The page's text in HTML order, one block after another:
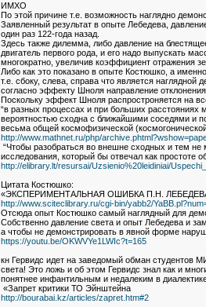
ИМХО
По этой причине т.е. возможность наглядно
Заявленный результат в опыте Лебедева,
один раз 122-года назад.
Здесь также дилемма, либо давление на
двигатель первого рода, и его надо выпускать
многократно, увеличив коэффициент отражения
Либо как это показано в опыте Костюшко, а
т.е. сбоку, слева, справа что является наглядной
согласно эффекту Шноля направление
Поскольку эффект Шноля распростроняется на
“в разных процессах и при больших расстояниях
вероятностью сходна с ближайшими соседями и
весьма общей космофизической
http://www.mathnet.ru/php/
“Чтобы разобраться во внешне сходных и тем
исследования, который бы отвечал как простоте
http://elibrary.lt/resursai/Uzsienio%20leidiniai/
Цитата Костюшко:
«ЭКСПЕРИМЕНТАЛЬНАЯ ОШИБКА П.Н.
http://www.sciteclibrary.ru/cgi-bin/yabb2/
Отсюда опыт Костюшко самый наглядный для
Собственно давление света и опыт Лебедева и
а чтобы не демонстрировать в явной форме
https://youtu.be/OKWVYe1LWIc?t=165
кн Гервидс идет на заведомый обман студентов
света! Это ложь и об этом Гервидс знал как и
понятнее инфантильным и недалеким в
«Запрет критики ТО Эйнштейна
http://bourabai.kz/articles/zapret.htm#2